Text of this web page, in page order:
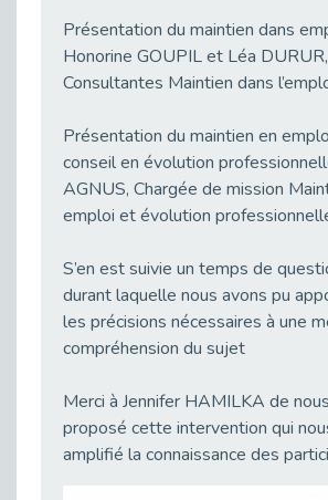
Publié le 23/04/2026
Publié le 22/04/2026
Publié le 20/04/2026
Publié le 20/04/2026
Publié le 20/04/2026
Publié le 13/04/2026
Publié le 11/04/2026
Présentation du maintien dans
Honorine GOUPIL et Léa DURUR,
Consultantes Maintien dans
Présentation du maintien en
conseil en évolution
AGNUS, Chargée de mission
emploi et évolution
S’en est suivie un temps de
durant laquelle nous avons pu
les précisions nécessaires à une
compréhension du sujet
Merci à Jennifer HAMILKA de
proposé cette intervention qui
amplifié la connaissance des